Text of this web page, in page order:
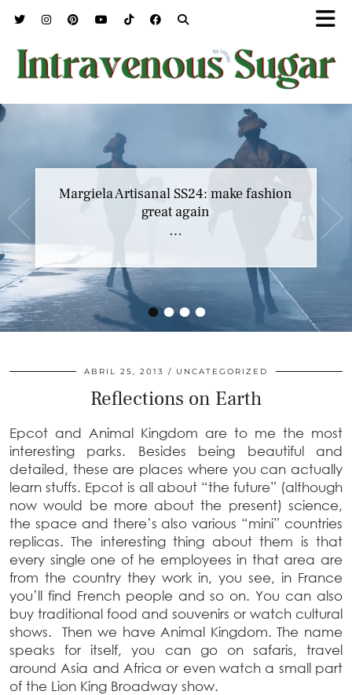
••••
Marc Jacobs SS23 y el buscar confort en
nuestros héroes
…
ABRIL 25, 2013 UNCATEGORIZED
Reflections on Earth
Epcot and Animal Kingdom are to me the most
interesting parks. Besides being beautiful and
detailed, these are places where you can actually
learn stuffs. Epcot is all about “the future” (although
now would be more about the present) science,
the space and there’s also various “mini” countries
replicas. The interesting thing about them is that
every single one of he employees in that area are
from the country they work in, you see, in France
you’ll find French people and so on. You can also
buy traditional food and souvenirs or watch cultural
shows. Then we have Animal Kingdom. The name
speaks for itself, you can go on safaris, travel
around Asia and Africa or even watch a small part
of the Lion King Broadway show.